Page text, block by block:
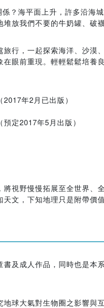
？海平面上升，許多沿海
放我們不要的牛奶罐、破
行，一起探索海洋、沙漠
眼前重現。輕輕鬆鬆培養良
年2月已出版）
定2017年5月出版）
視野慢慢拓展至全世界、
文，下知地理只是附帶價
及成人作品，同時也是
球大氣對生物圈之影響與